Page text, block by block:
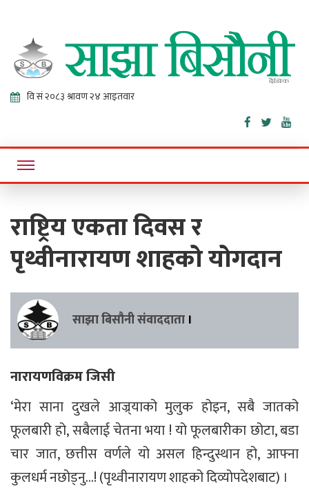
Sajha
Bisaunee
Online News Portal
राष्ट्रिय एकता दिवस र
पृथ्वीनारायण शाहको योगदान
साझा बिसौनी संवाददाता ।
नारायणविक्रम जिसी
‘मेरा साना दुखले आज्र्याको मुलुक होइन, सबै जातको
फूलबारी हो, सबैलाई चेतना भया ! यो फूलबारीका छोटा, बडा
चार जात, छत्तीस वर्णले यो असल हिन्दुस्थान हो, आफ्ना
कुलधर्म नछोड्नु…! (पृथ्वीनारायण शाहको दिव्योपदेशबाट) ।